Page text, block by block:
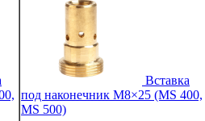
Вставка
под наконечник M8×25 (MS 400,
MS 500)